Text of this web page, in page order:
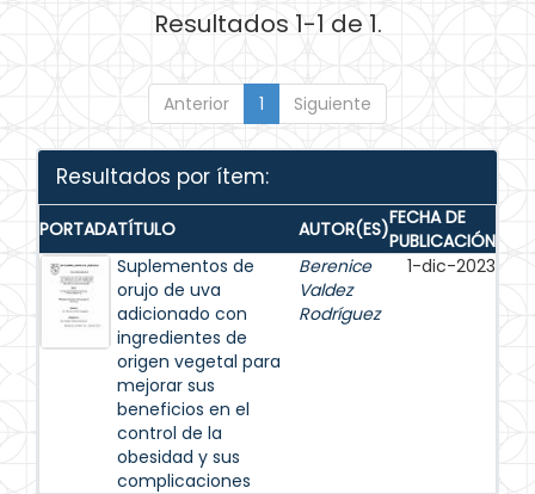
Resultados 1-1 de 1.
Anterior 1 Siguiente
Resultados por ítem:
PORTADATÍTULO AUTOR(ES)FECHA DE
PUBLICACIÓN
Suplementos de
orujo de uva
adicionado con
ingredientes de
origen vegetal para
mejorar sus
beneficios en el
control de la
obesidad y sus
complicaciones
Berenice
Valdez
Rodríguez
1-dic-2023